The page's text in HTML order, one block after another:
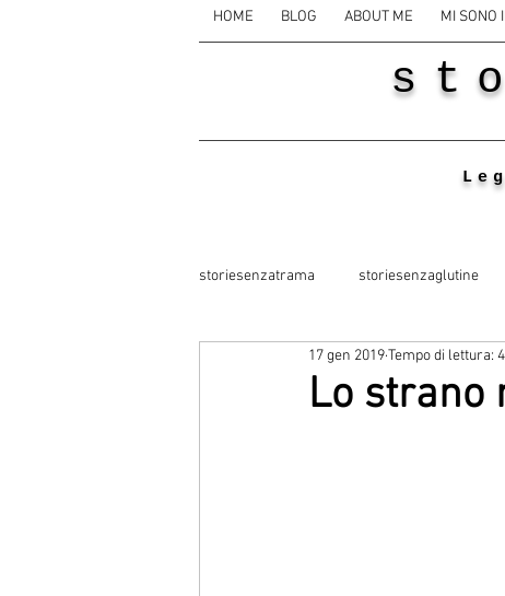
HOME BLOG ABOUT ME MI SONO
storiesenzatrama storiesenzaglutine
Lo strano
17 gen 2019Tempo di lettura: